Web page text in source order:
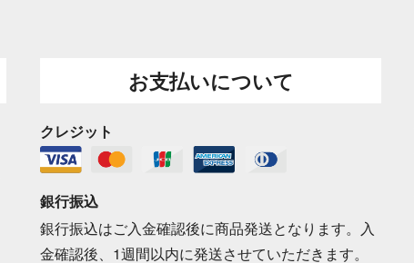
お支払いについて
クレジット
銀行振込
銀行振込はご入金確認後に商品発送となります。入
金確認後、1週間以内に発送させていただきます。